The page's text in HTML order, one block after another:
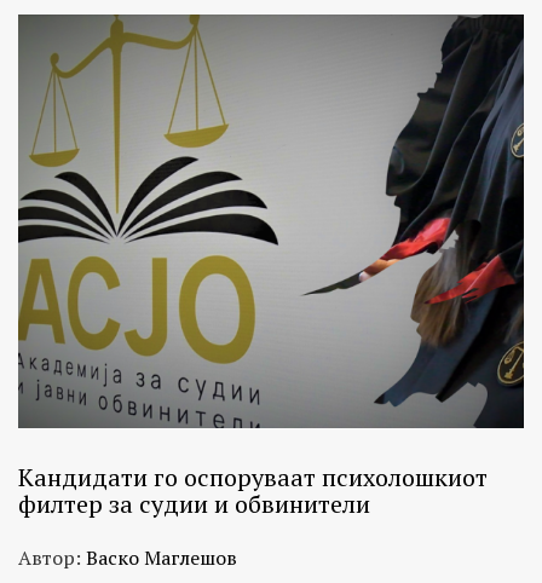
Кандидати го оспоруваат психолошкиот
филтер за судии и обвинители
Автор: Васко Маглешов